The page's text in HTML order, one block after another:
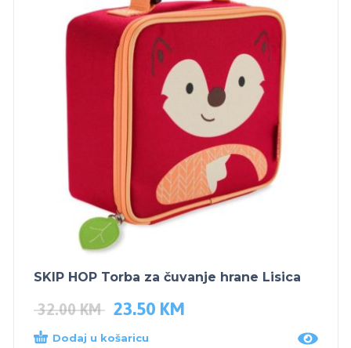
SKIP HOP Torba za čuvanje hrane Lisica
32.00KM 23.50 KM
Dodaj u košaricu